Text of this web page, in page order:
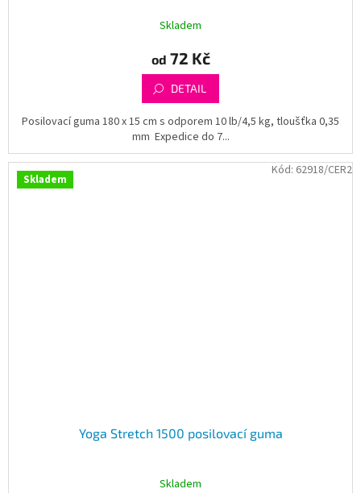
Skladem
od 72 Kč
DETAIL
Posilovací guma 180 x 15 cm s odporem 10 lb/4,5 kg, tloušťka 0,35
mm Expedice do 7...
Skladem
Yoga Stretch 1500 posilovací guma
Skladem
Kód: 62918/CER2